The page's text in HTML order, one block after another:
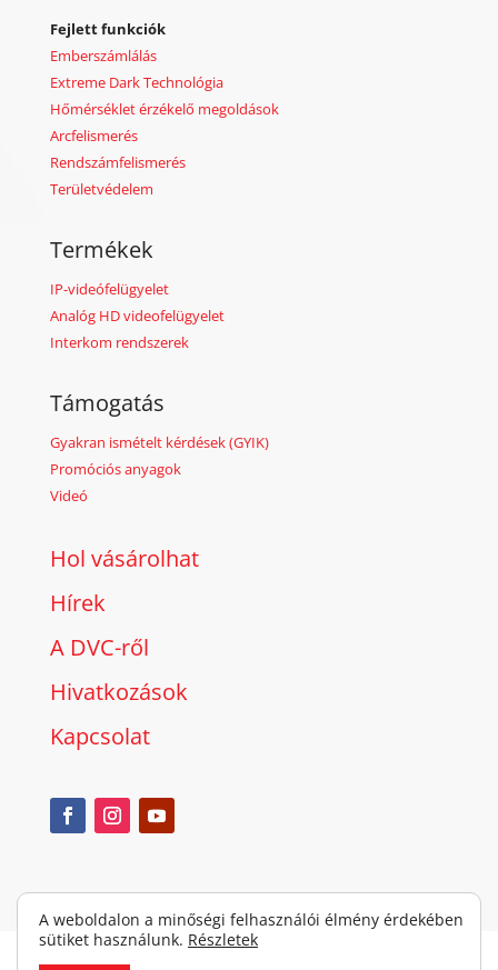
Fejlett funkciók
Emberszámlálás
Extreme Dark Technológia
Hőmérséklet érzékelő megoldások
Arcfelismerés
Rendszámfelismerés
Területvédelem
Termékek
IP-videófelügyelet
Analóg HD videofelügyelet
Interkom rendszerek
Támogatás
Gyakran ismételt kérdések (GYIK)
Promóciós anyagok
Videó
Hol vásárolhat
Hírek
A DVC-ről
Hivatkozások
Kapcsolat
Copyright © 2026 Alarm automatika d.o.o. All rights reserved.
A weboldalon a minőségi felhasználói élmény érdekében
sütiket használunk. Részletek